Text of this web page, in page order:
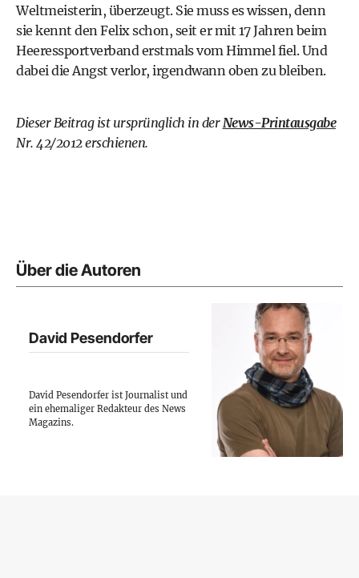
Weltmeisterin, überzeugt. Sie muss es wissen, denn
sie kennt den Felix schon, seit er mit 17 Jahren beim
Heeressportverband erstmals vom Himmel fiel. Und
dabei die Angst verlor, irgendwann oben zu bleiben.
Dieser Beitrag ist ursprünglich in derNews-Printausgabe
Nr. 42/2012 erschienen.
Über die Autoren
David Pesendorfer
David Pesendorfer ist Journalist und
ein ehemaliger Redakteur des News
Magazins.